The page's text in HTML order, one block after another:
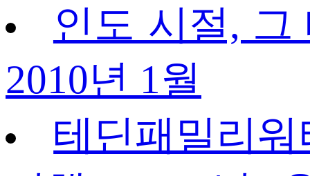
인도 시절,
2010년 1월
테딘패밀리